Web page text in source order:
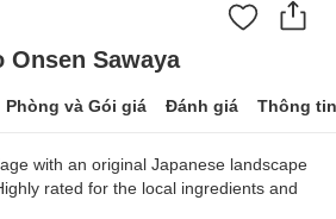
Onsen Sawaya
Phòng và Gói giá Đánh giá Thông
with an original Japanese landscape
rated for the local ingredients and